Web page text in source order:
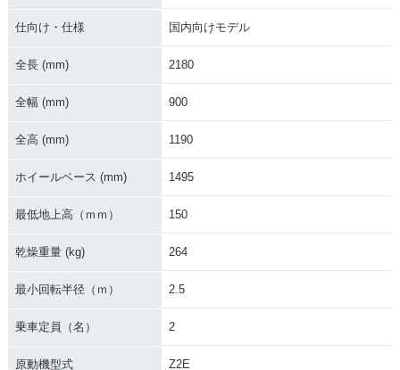
仕向け・仕様 国内向けモデル
全長 (mm) 2180
全幅 (mm) 900
全高 (mm) 1190
ホイールベース (mm) 1495
最低地上高（ｍｍ） 150
乾燥重量 (kg) 264
最小回転半径（ｍ） 2.5
乗車定員（名） 2
原動機型式 Z2E